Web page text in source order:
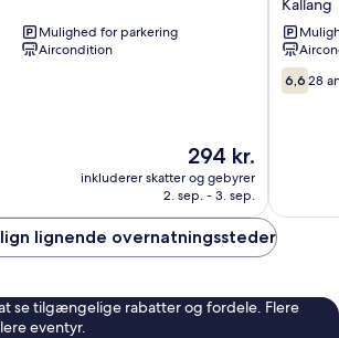
Mulighed for parkering
Aircondition
Prisen
294 kr.
294 kr.
inkluderer skatter og gebyrer
2. sep. - 3. sep.
Hostel
Kallang
6.6
ud
6,6 28
lignende overnatningssteder
se tilgængelige rabatter og fordele. Flere
eventyr.